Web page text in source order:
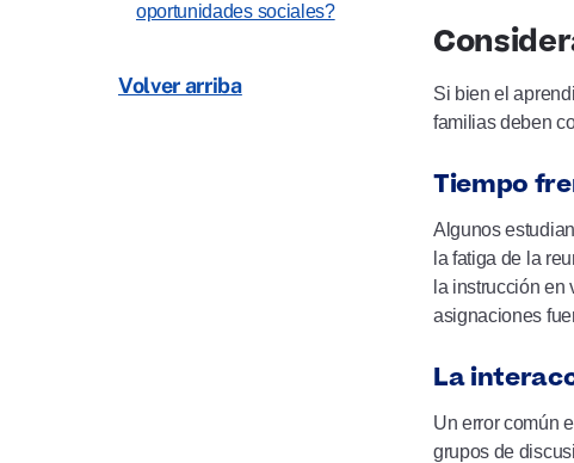
oportunidades sociales?
Volver arriba
Si bien el
familias deben
Tiempo
Algunos
la fatiga de la
la instrucción
asignaciones
La
Un error común
grupos de